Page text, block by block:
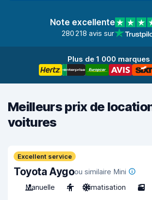
Note excellente
280 218 avis sur
Plus de 1 000 marques
Meilleurs prix de
voitures
Excellent service
Toyota Aygoou similaire Mini
Manuelle
4 Climatisation 3